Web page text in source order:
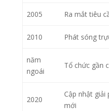
2005 Ra mắt tiêu
2010 Phát sóng
năm
ngoái
Tổ chức gần
2020
Cập nhật giải
mới